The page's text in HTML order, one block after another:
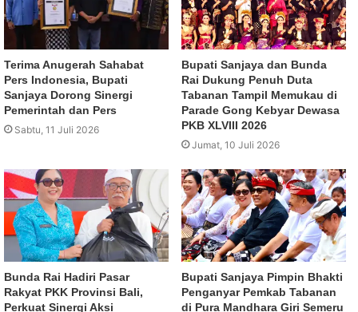
Terima Anugerah Sahabat
Pers Indonesia, Bupati
Sanjaya Dorong Sinergi
Pemerintah dan Pers
Sabtu, 11 Juli 2026
Bupati Sanjaya dan Bunda
Rai Dukung Penuh Duta
Tabanan Tampil Memukau di
Parade Gong Kebyar Dewasa
PKB XLVIII 2026
Jumat, 10 Juli 2026
Bunda Rai Hadiri Pasar
Rakyat PKK Provinsi Bali,
Perkuat Sinergi Aksi
Bupati Sanjaya Pimpin Bhakti
Penganyar Pemkab Tabanan
di Pura Mandhara Giri Semeru